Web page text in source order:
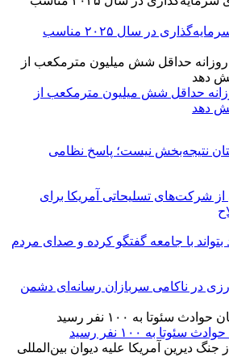
آیا دوج‌کوین برای سرمایه‌گذاری در سال ۲۰۲۵ مناسب
حداقل شش میلیون مترمکعب از
دهد
نتیجه‌بخش نیست؛ پاسخ نظامی
شرکت‌های تسلیحاتی آمریکا برای
بتواند با جامعه گفتگو کرده و صدای مردم
در ناکامی سربازان رسانه‌ای دشمن
به ۱۰۰ نفر رسید